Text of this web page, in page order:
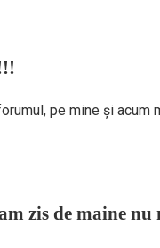
pe mine și acum
zis de maine nu